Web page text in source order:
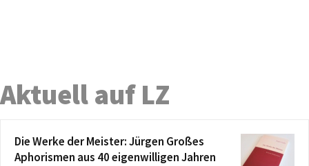
Aktuell auf LZ
Die Werke der Meister: Jürgen Großes
Aphorismen aus 40 eigenwilligen Jahren